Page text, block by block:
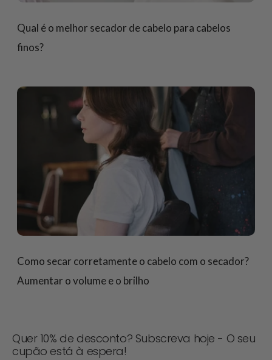
Qual é o melhor secador de cabelo para cabelos
finos?
Como secar corretamente o cabelo com o secador?
Aumentar o volume e o brilho
Quer 10% de desconto? Subscreva hoje - O seu
cupão está à espera!